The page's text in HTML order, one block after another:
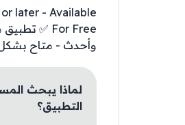
later - Available
وأحدث - متاح
لماذا يبحث
التطبيق؟